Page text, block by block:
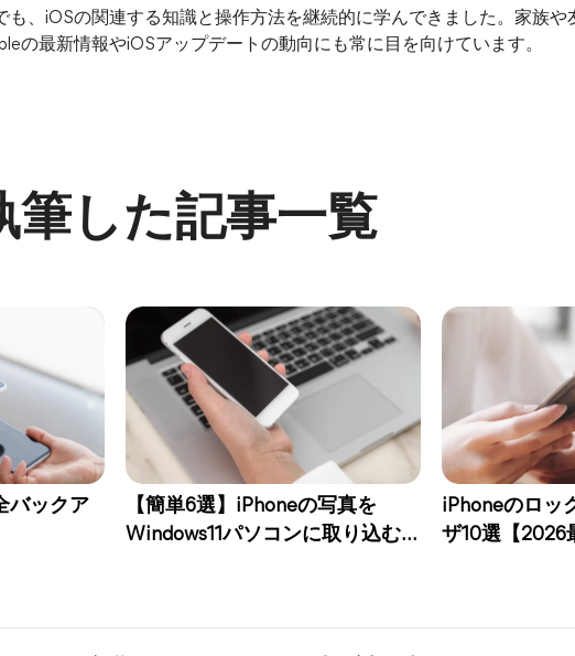
も、iOSの関連する知識と操作方法を継続的に学んできました。家族や
の最新情報やiOSアップデートの動向にも常に目を向けています。
筆した記事一覧
バックア
【簡単6選】iPhoneの写真を
Windows11パソコンに取り込む方
iPhoneのロッ
ザ10選【2026